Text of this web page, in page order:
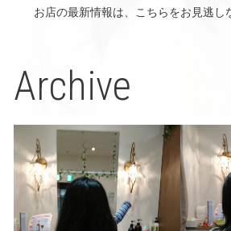
お店の最新情報は、こちらをお見逃し
Archive